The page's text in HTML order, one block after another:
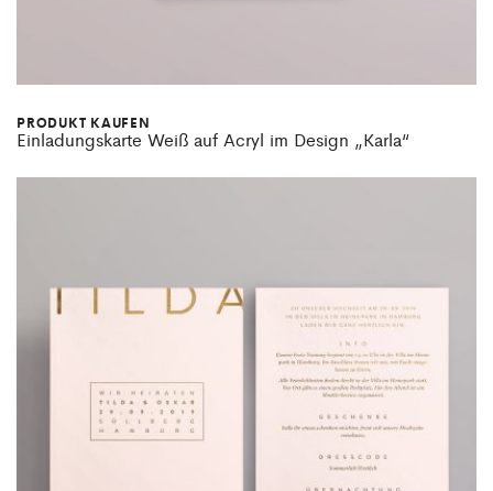
PRODUKT KAUFEN
Einladungskarte Weiß auf Acryl im Design „Karla“